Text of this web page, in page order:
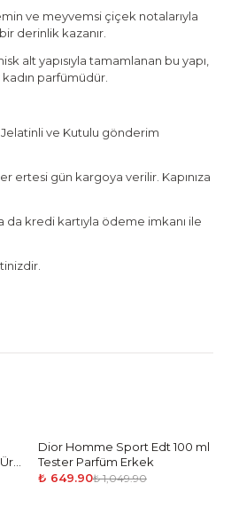
ve meyvemsi çiçek notalarıyla
derinlik kazanır.
alt yapısıyla tamamlanan bu yapı,
kadın parfümüdür.
ve Kutulu gönderim
ertesi gün kargoya verilir. Kapınıza
da kredi kartıyla ödeme imkanı ile
-38%
Dior Homme Sport Edt 100 ml
Tester Parfüm Erkek
₺ 649.90₺ 1,049.90